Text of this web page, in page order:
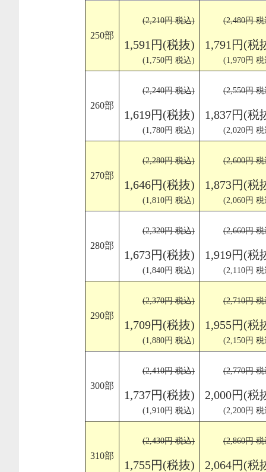
250部
(2,210円 税込)
1,591円(税抜)
(1,750円 税込)
(2,480円
1,791円(税
(1,970円
260部
(2,240円 税込)
1,619円(税抜)
(1,780円 税込)
(2,550円
1,837円(税
(2,020円
270部
(2,280円 税込)
1,646円(税抜)
(1,810円 税込)
(2,600円
1,873円(税
(2,060円
280部
(2,320円 税込)
1,673円(税抜)
(1,840円 税込)
(2,660円
1,919円(税
(2,110円
290部
(2,370円 税込)
1,709円(税抜)
(1,880円 税込)
(2,710円
1,955円(税
(2,150円
300部
(2,410円 税込)
1,737円(税抜)
(1,910円 税込)
(2,770円
2,000円(税
(2,200円
310部
(2,430円 税込)
1,755円(税抜)
(2,860円
2,064円(税